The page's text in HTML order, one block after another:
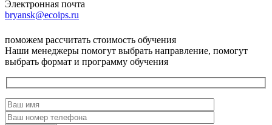
Электронная почта
bryansk@ecoips.ru
поможем рассчитать стоимость обучения
Наши менеджеры помогут выбрать направление, помогут
выбрать формат и программу обучения